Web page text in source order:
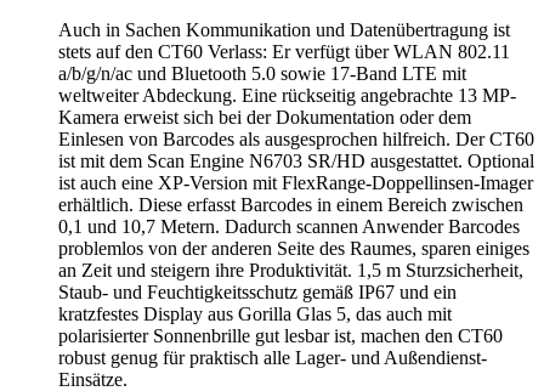
Auch in Sachen Kommunikation und Datenübertragung ist
stets auf den CT60 Verlass: Er verfügt über WLAN 802.11
a/b/g/n/ac und Bluetooth 5.0 sowie 17-Band LTE mit
weltweiter Abdeckung. Eine rückseitig angebrachte 13 MP-
Kamera erweist sich bei der Dokumentation oder dem
Einlesen von Barcodes als ausgesprochen hilfreich. Der CT60
ist mit dem Scan Engine N6703 SR/HD ausgestattet. Optional
ist auch eine XP-Version mit FlexRange-Doppellinsen-Imager
erhältlich. Diese erfasst Barcodes in einem Bereich zwischen
0,1 und 10,7 Metern. Dadurch scannen Anwender Barcodes
problemlos von der anderen Seite des Raumes, sparen einiges
an Zeit und steigern ihre Produktivität. 1,5 m Sturzsicherheit,
Staub- und Feuchtigkeitsschutz gemäß IP67 und ein
kratzfestes Display aus Gorilla Glas 5, das auch mit
polarisierter Sonnenbrille gut lesbar ist, machen den CT60
robust genug für praktisch alle Lager- und Außendienst-
Einsätze.